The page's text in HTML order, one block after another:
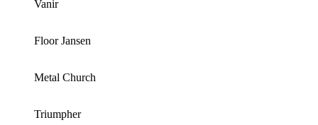
Vanir
Floor Jansen
Metal Church
Triumpher